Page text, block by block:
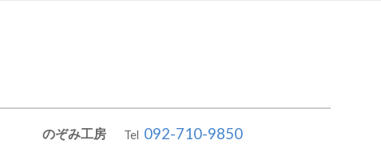
のぞみ工房 Tel 092-710-9850